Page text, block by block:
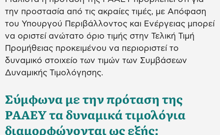
την προστασία από τις ακραίες τιμές, με Απόφαση
του Υπουργού Περιβάλλοντος και Ενέργειας μπορεί
να οριστεί ανώτατο όριο τιμής στην Τελική Τιμή
Προμήθειας προκειμένου να περιοριστεί το
δυναμικό στοιχείο των τιμών των Συμβάσεων
Δυναμικής Τιμολόγησης.
Σύμφωνα με την πρόταση της
ΡΑΑΕΥ τα δυναμικά τιμολόγια
διαμορφώνονται ως εξής: